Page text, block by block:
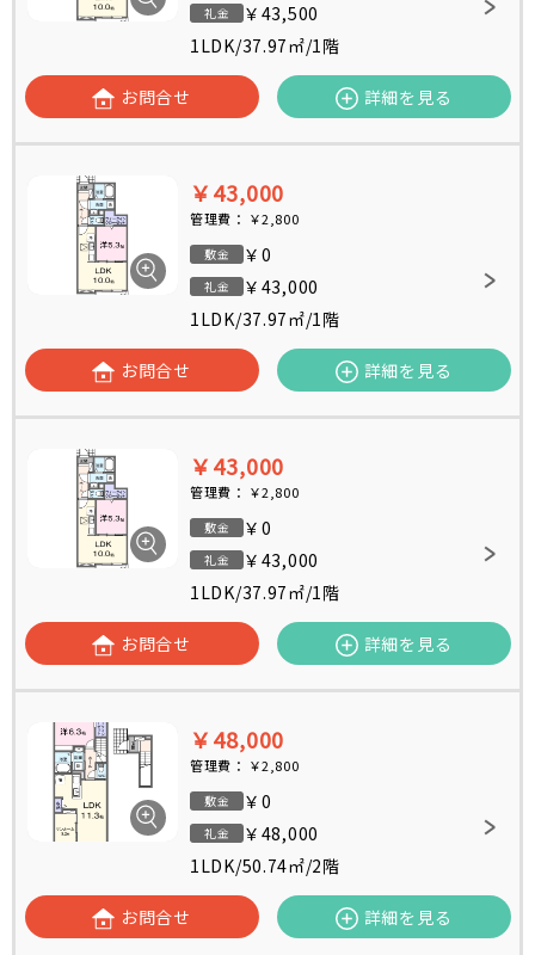
礼金
￥43,500
1LDK/37.97㎡/1階
お問合せ 詳細を見る
￥43,000
管理費： ￥2,800
敷金 ￥0
礼金
￥43,000
1LDK/37.97㎡/1階
お問合せ 詳細を見る
￥43,000
管理費： ￥2,800
敷金 ￥0
礼金
￥43,000
1LDK/37.97㎡/1階
お問合せ 詳細を見る
￥48,000
管理費： ￥2,800
敷金 ￥0
礼金
￥48,000
1LDK/50.74㎡/2階
お問合せ 詳細を見る